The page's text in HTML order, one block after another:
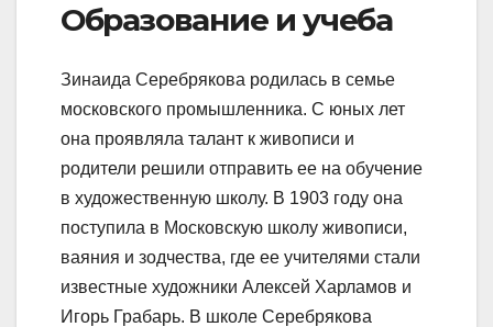
Образование и учеба
Зинаида Серебрякова родилась в семье
московского промышленника. С юных лет
она проявляла талант к живописи и
родители решили отправить ее на обучение
в художественную школу. В 1903 году она
поступила в Московскую школу живописи,
ваяния и зодчества, где ее учителями стали
известные художники Алексей Харламов и
Игорь Грабарь. В школе Серебрякова